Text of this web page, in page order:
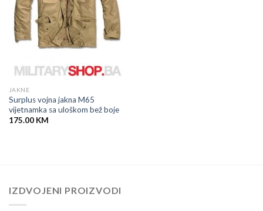
JAKNE
Surplus vojna jakna M65
vijetnamka sa uloškom bež boje
175.00 KM
IZDVOJENI PROIZVODI